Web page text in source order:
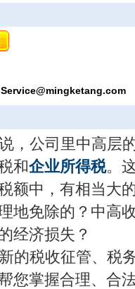
Service@mingketang.com
，公司里中高层
和企业所得税。
额中，有相当大
地免除的？中高
经济损失？
的税收征管、税
您掌握合理、合